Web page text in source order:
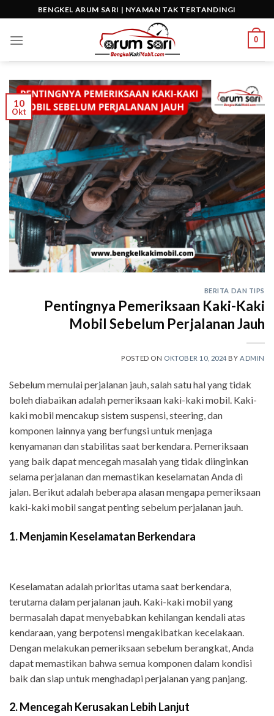
to
content
BENGKEL ARUM SARI | NYAMAN TAK TERTANDINGI
0
10
Okt
BERITA DAN TIPS
Pentingnya Pemeriksaan Kaki-Kaki
Mobil Sebelum Perjalanan Jauh
POSTED ON OKTOBER 10, 2024 BYADMIN
Sebelum memulai perjalanan jauh, salah satu hal yang tidak
boleh diabaikan adalah pemeriksaan kaki-kaki mobil. Kaki-
kaki mobil mencakup sistem suspensi, steering, dan
komponen lainnya yang berfungsi untuk menjaga
kenyamanan dan stabilitas saat berkendara. Pemeriksaan
yang baik dapat mencegah masalah yang tidak diinginkan
selama perjalanan dan memastikan keselamatan Anda di
jalan. Berikut adalah beberapa alasan mengapa pemeriksaan
kaki-kaki mobil sangat penting sebelum perjalanan jauh.
1. Menjamin Keselamatan Berkendara
Keselamatan adalah prioritas utama saat berkendara,
terutama dalam perjalanan jauh. Kaki-kaki mobil yang
bermasalah dapat menyebabkan kehilangan kendali atas
kendaraan, yang berpotensi mengakibatkan kecelakaan.
Dengan melakukan pemeriksaan sebelum berangkat, Anda
dapat memastikan bahwa semua komponen dalam kondisi
baik dan siap untuk menghadapi perjalanan yang panjang.
2. Mencegah Kerusakan Lebih Lanjut